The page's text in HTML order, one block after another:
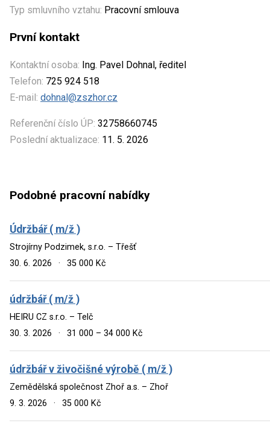
Typ smluvního vztahu: Pracovní smlouva
První kontakt
Kontaktní osoba: Ing. Pavel Dohnal, ředitel
Telefon: 725 924 518
E-mail: dohnal@zszhor.cz
Referenční číslo ÚP: 32758660745
Poslední aktualizace: 11. 5. 2026
Podobné pracovní nabídky
Údržbář ( m/ž )
Strojírny Podzimek, s.r.o. – Třešť
30. 6. 2026
· 35 000 Kč
údržbář ( m/ž )
HEIRU CZ s.r.o. – Telč
30. 3. 2026
· 31 000 – 34 000 Kč
údržbář v živočišné výrobě ( m/ž )
Zemědělská společnost Zhoř a.s. – Zhoř
9. 3. 2026
· 35 000 Kč